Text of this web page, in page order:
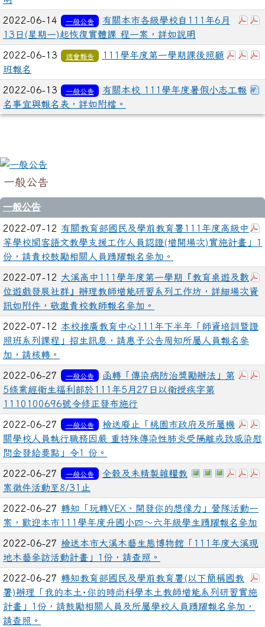
下
2022-06-14 一般公告
有關本市各級學校自111年6月
13日(星期一)起恢復實體課 程一案，詳如說明
下載
下
2022-06-13 週會報告
111學年度第一學期課後照顧
班報名
2022-06-13 一般公告
有關本校 111學年度暑假小志工報
名事宜與報名表，詳如附檔。
一般公告
一般公告
2022-07-12 有關教育部國民及學前教育署111年度高級中
等學校閩客語文教學支援工作人員認證(增開場次)實施計畫」1
份，請貴校鼓勵相關人員踴躍報名參加。
2022-07-12 大溪高中111學年度第一學期『教育桌遊及數
位遊戲發展社群』辦理教師增能研習系列工作坊，詳細場次資
訊如附件，敬邀貴校教師報名參加。
2022-07-12 本校推廣教育中心111年下半年「師資培訓暨證
照班系列課程」招生訊息，請惠予公告周知所屬人員報名參
加，請核轉。
下
2022-06-27 一般公告
函轉「傳染病防治獎勵辦法」第
5條業經衛生福利部於111年5月27日以衛授疾字第
1110100696號令修正發布施行
下
2022-06-27 一般公告
檢送廢止「桃園市政府及所屬機
關學校人員執行職務因嚴 重特殊傳染性肺炎受隔離或致感染慰
問金發給要點」令1 份。
於彈跳視窗
於彈跳視
於彈跳
下載
下
2022-06-27 一般公告
全穀及未精製雜糧教
案徵件活動至8/31止
2022-06-27 轉知「玩轉VEX、開發你的想像力」營隊活動一
案，歡迎本市111學年度升國小四～六年級學生踴躍報名參加
2022-06-27 檢送本市大溪木藝生態博物館「111年度大溪現
地木藝參訪活動計畫」1份，請查照。
2022-06-27 轉知教育部國民及學前教育署(以下簡稱國教
署)辦理「我的本土･你的時尚科學本土教師增能系列研習實施
計畫」1份，請鼓勵相關人員及所屬學校人員踴躍報名參加，
請查照。